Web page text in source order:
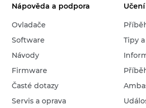
Nápověda a podpora
Ovladače
Software
Návody
Firmware
Časté dotazy
Servis a oprava
Tipy